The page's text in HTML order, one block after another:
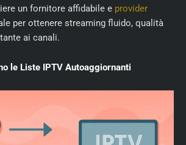
un fornitore affidabile e provider
per ottenere streaming fluido, qualità
ai canali.
le Liste IPTV Autoaggiornanti